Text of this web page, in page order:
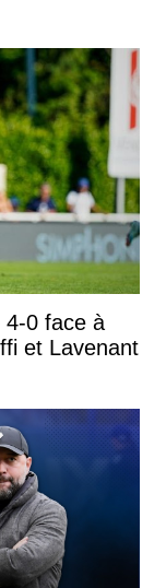
4-0 face à
et Lavenant